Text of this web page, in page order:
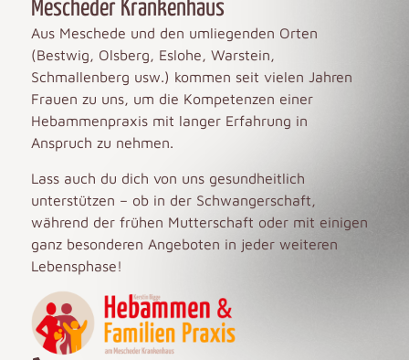
Mescheder Krankenhaus
Aus Meschede und den umliegenden Orten
(Bestwig, Olsberg, Eslohe, Warstein,
Schmallenberg usw.) kommen seit vielen Jahren
Frauen zu uns, um die Kompetenzen einer
Hebammenpraxis mit langer Erfahrung in
Anspruch zu nehmen.
Lass auch du dich von uns gesundheitlich
unterstützen – ob in der Schwangerschaft,
während der frühen Mutterschaft oder mit einigen
ganz besonderen Angeboten in jeder weiteren
Lebensphase!